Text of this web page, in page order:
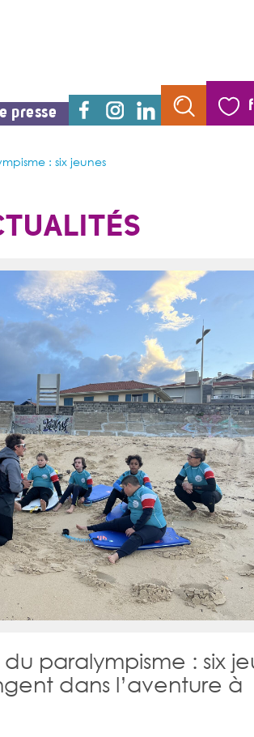
presse
: six jeunes
paralympisme : six
dans l’aventure à